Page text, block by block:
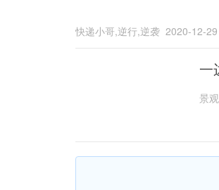
快递小哥,逆行,逆袭 2020-12-29
一
景